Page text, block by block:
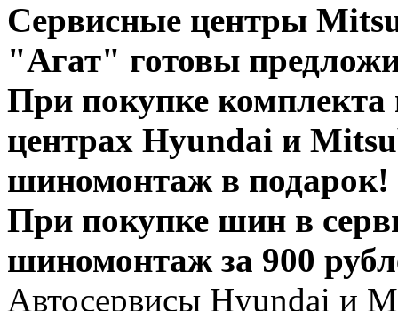
Сервисные центры
"Агат" готовы
При покупке
центрах Hyundai и
шиномонтаж в подарок!
При покупке шин в
шиномонтаж за 900
Автосервисы Hyundai и